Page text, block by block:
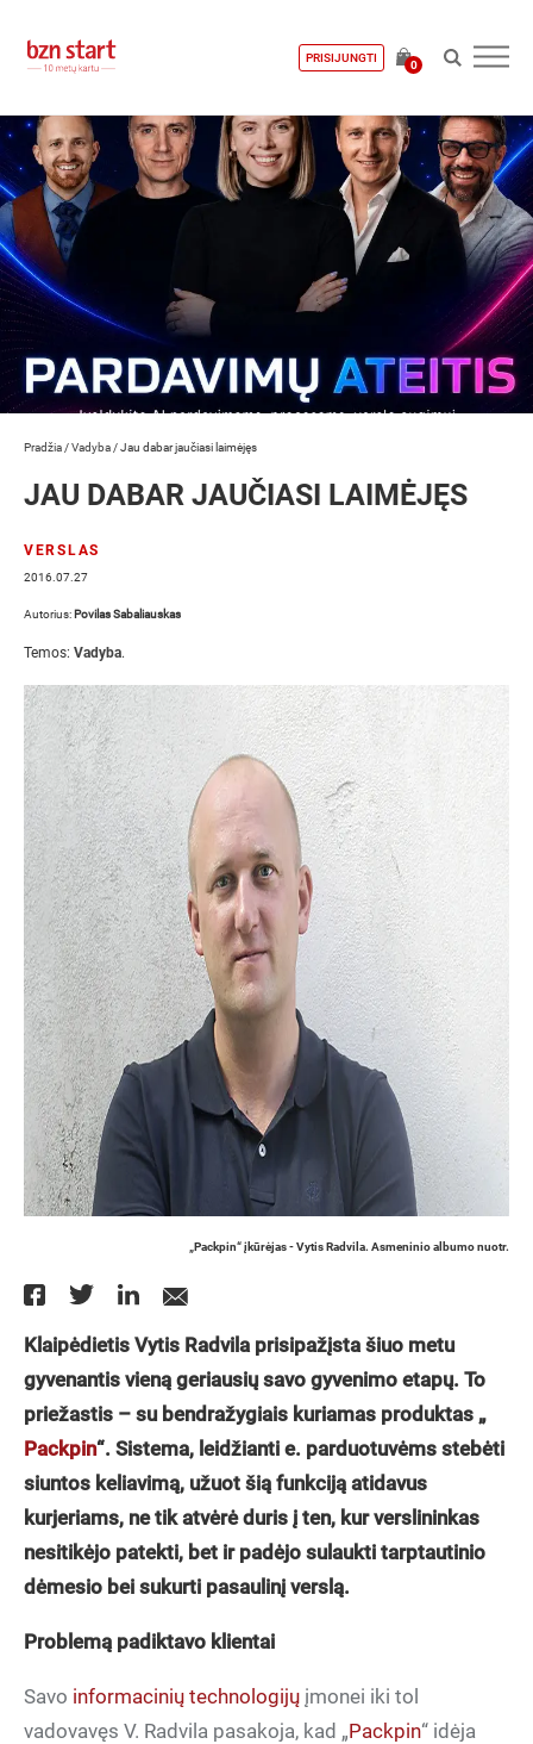
PRISIJUNGTI
0
Pradžia /Vadyba /Jau dabar jaučiasi laimėjęs
JAU DABAR JAUČIASI LAIMĖJĘS
VERSLAS
2016.07.27
Autorius: Povilas Sabaliauskas
Temos: Vadyba.
„Packpin“ įkūrėjas - Vytis Radvila. Asmeninio albumo nuotr.
Klaipėdietis Vytis Radvila prisipažįsta šiuo metu
gyvenantis vieną geriausių savo gyvenimo etapų. To
priežastis – su bendražygiais kuriamas produktas „
Packpin“. Sistema, leidžianti e. parduotuvėms stebėti
siuntos keliavimą, užuot šią funkciją atidavus
kurjeriams, ne tik atvėrė duris į ten, kur verslininkas
nesitikėjo patekti, bet ir padėjo sulaukti tarptautinio
dėmesio bei sukurti pasaulinį verslą.
Problemą padiktavo klientai
Savo informacinių technologijų įmonei iki tol
vadovavęs V. Radvila pasakoja, kad „Packpin“ idėja